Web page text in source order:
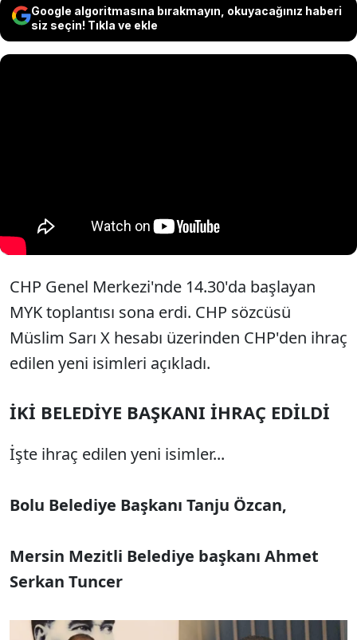
Google algoritmasına bırakmayın, okuyacağınız haberi
siz seçin! Tıkla ve ekle
CHP Genel Merkezi'nde 14.30'da başlayan
MYK toplantısı sona erdi. CHP sözcüsü
Müslim Sarı X hesabı üzerinden CHP'den ihraç
edilen yeni isimleri açıkladı.
İKİ BELEDİYE BAŞKANI İHRAÇ EDİLDİ
İşte ihraç edilen yeni isimler...
Bolu Belediye Başkanı Tanju Özcan,
Mersin Mezitli Belediye başkanı Ahmet
Serkan Tuncer